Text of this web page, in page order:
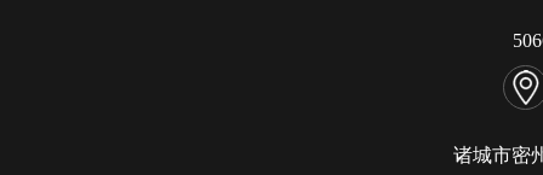
诸城市密